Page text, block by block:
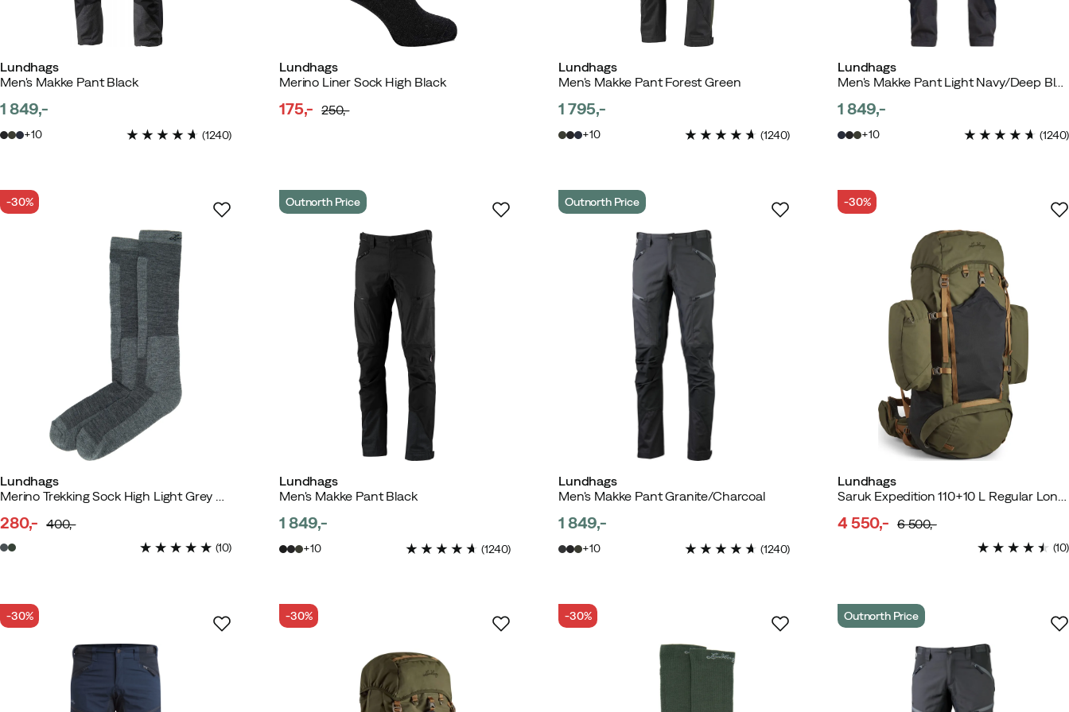
Lundhags
Men's Makke Pant Black
1 849,-
10 (1240)
Lundhags
Merino Liner Sock High Black
175,-
250,-
Lundhags
Men's Makke Pant Forest Green
1 795,-
10 (1240)
Lundhags
Men's Makke Pant Light Navy/Deep Blue
1 849,-
10 (1240)
Lundhags
Merino Trekking Sock High Light Grey Melange
-30%
discounted
price
280,-
original
price
400,-
(10)
Lundhags
Men's Makke Pant Black
Outnorth Price
1 849,-
10 (1240)
Lundhags
Men's Makke Pant Granite/Charcoal
Outnorth Price
1 849,-
10 (1240)
Lundhags
Saruk Expedition 110+10 L Regular Long Forest Green
-30%
4 550,-
6 500,-
(10)
-30% -30% -30% Outnorth Price